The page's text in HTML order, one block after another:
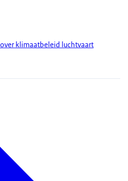
klimaatbeleid luchtvaart